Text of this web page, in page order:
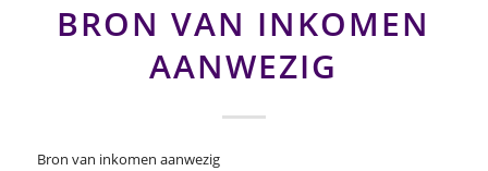
BRON VAN INKOMEN
AANWEZIG
Bron van inkomen aanwezig